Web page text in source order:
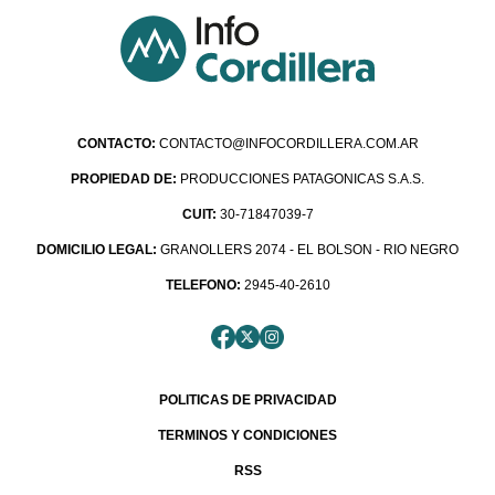
CONTACTO: CONTACTO@INFOCORDILLERA.COM.AR
PROPIEDAD DE: PRODUCCIONES PATAGONICAS S.A.S.
CUIT: 30-71847039-7
DOMICILIO LEGAL: GRANOLLERS 2074 - EL BOLSON - RIO NEGRO
TELEFONO: 2945-40-2610
POLITICAS DE PRIVACIDAD
TERMINOS Y CONDICIONES
RSS